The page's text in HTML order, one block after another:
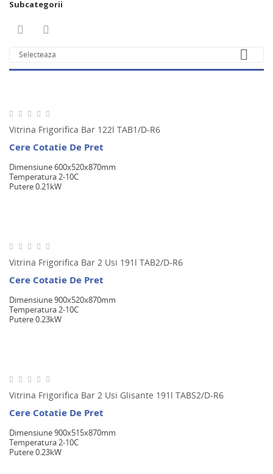
Subcategorii
 
Selecteaza 
Vitrina Frigorifica Bar 122l TAB1/D-R6
Cere Cotatie De Pret
Dimensiune 600x520x870mm
Temperatura 2-10C
Putere 0.21kW
Vitrina Frigorifica Bar 2 Usi 191l TAB2/D-R6
Cere Cotatie De Pret
Dimensiune 900x520x870mm
Temperatura 2-10C
Putere 0.23kW
Vitrina Frigorifica Bar 2 Usi Glisante 191l TABS2/D-R6
Cere Cotatie De Pret
Dimensiune 900x515x870mm
Temperatura 2-10C
Putere 0.23kW